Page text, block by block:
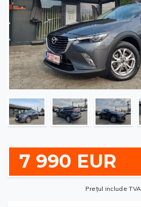
7 990 EUR
Prețul include TVA